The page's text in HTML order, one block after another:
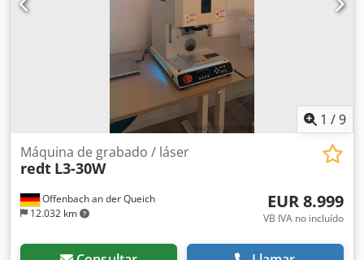
1 /9
Offenbach an der Queich
12.032 km
Máquina de grabado / láser
redt L3-30W
EUR 8.999
VB IVA no incluído